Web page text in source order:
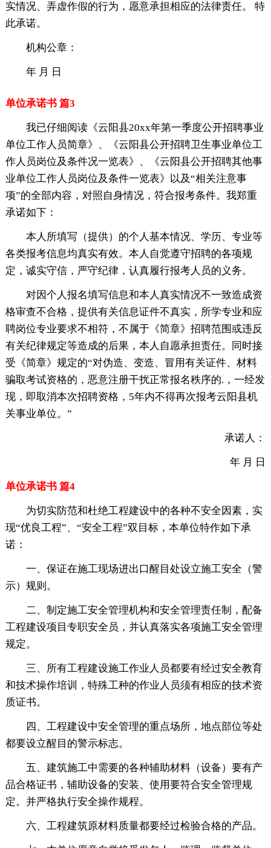
实情况、弄虚作假的行为，愿意承担相应的法律责任。 特
此承诺。
机构公章：
年 月 日
单位承诺书 篇3
我已仔细阅读《云阳县20xx年第一季度公开招聘事业
单位工作人员简章》、《云阳县公开招聘卫生事业单位工
作人员岗位及条件况一览表》、《云阳县公开招聘其他事
业单位工作人员岗位及条件一览表》以及“相关注意事
项”的全部内容，对照自身情况，符合报考条件。我郑重
承诺如下：
本人所填写（提供）的个人基本情况、学历、专业等
各类报考信息均真实有效。本人自觉遵守招聘的各项规
定，诚实守信，严守纪律，认真履行报考人员的义务。
对因个人报名填写信息和本人真实情况不一致造成资
格审查不合格，提供有关信息证件不真实，所学专业和应
聘岗位专业要求不相符，不属于《简章》招聘范围或违反
有关纪律规定等造成的后果，本人自愿承担责任。同时接
受《简章》规定的“对伪造、变造、冒用有关证件、材料
骗取考试资格的，恶意注册干扰正常报名秩序的.，一经发
现，即取消本次招聘资格，5年内不得再次报考云阳县机
关事业单位。”
承诺人：
年 月 日
单位承诺书 篇4
为切实防范和杜绝工程建设中的各种不安全因素，实
现“优良工程”、“安全工程”双目标，本单位特作如下承
诺：
一、保证在施工现场进出口醒目处设立施工安全（警
示）规则。
二、制定施工安全管理机构和安全管理责任制，配备
工程建设项目专职安全员，并认真落实各项施工安全管理
规定。
三、所有工程建设施工作业人员都要有经过安全教育
和技术操作培训，特殊工种的作业人员须有相应的技术资
质证书。
四、工程建设中安全管理的重点场所，地点部位等处
都要设立醒目的警示标志。
五、建筑施工中需要的各种辅助材料（设备）要有产
品合格证书，辅助设备的安装、使用要符合安全管理规
定。并严格执行安全操作规程。
六、工程建筑原材料质量都要经过检验合格的产品。